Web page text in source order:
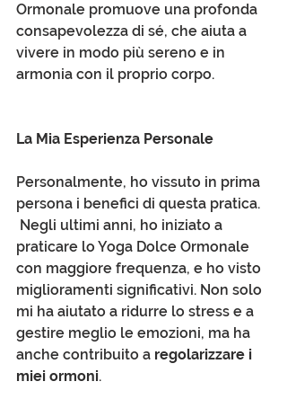
Ormonale promuove una profonda
consapevolezza di sé, che aiuta a
vivere in modo più sereno e in
armonia con il proprio corpo.
La Mia Esperienza Personale
Personalmente, ho vissuto in prima
persona i benefici di questa pratica.
praticare lo Yoga Dolce Ormonale
con maggiore frequenza, e ho visto
miglioramenti significativi. Non solo
mi ha aiutato a ridurre lo stress e a
gestire meglio le emozioni, ma ha
anche contribuito a regolarizzare i
miei ormoni.